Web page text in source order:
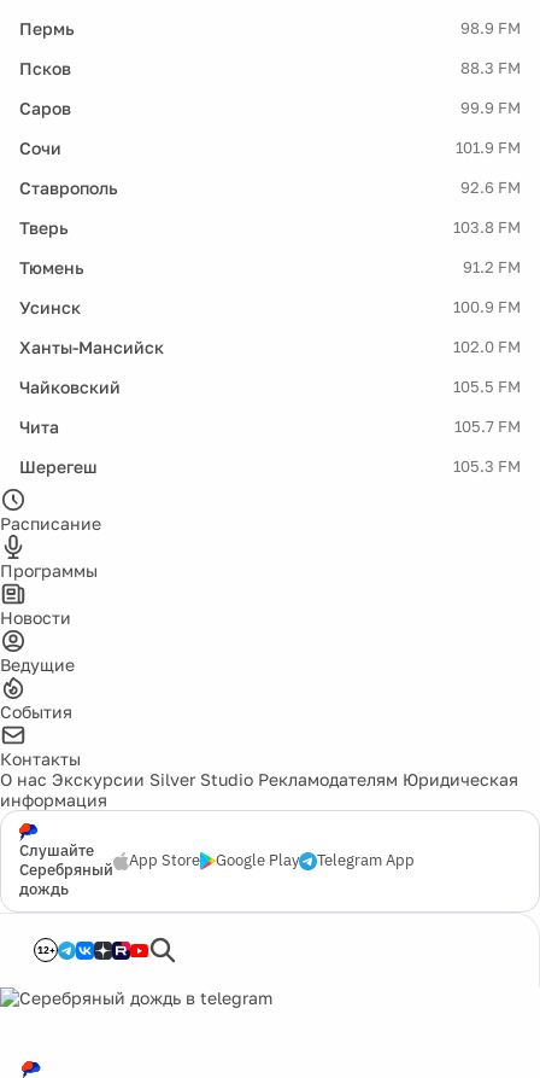
Пермь 98.9 FM
Псков 88.3 FM
Саров 99.9 FM
Сочи 101.9 FM
Ставрополь 92.6 FM
Тверь 103.8 FM
Тюмень 91.2 FM
Усинск 100.9 FM
Ханты-Мансийск 102.0 FM
Чайковский 105.5 FM
Чита 105.7 FM
Шерегеш 105.3 FM
Расписание
Программы
Новости
Ведущие
События
Контакты
О нас Экскурсии Silver Studio Рекламодателям Юридическая
информация
Слушайте
Серебряный
дождь
App Store Google Play Telegram App
12+